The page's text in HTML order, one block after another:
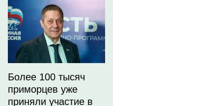
Более 100 тысяч
приморцев уже
приняли участие в